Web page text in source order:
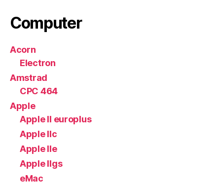
Computer
Acorn
Electron
Amstrad
CPC 464
Apple
Apple II europlus
Apple IIc
Apple IIe
Apple IIgs
eMac